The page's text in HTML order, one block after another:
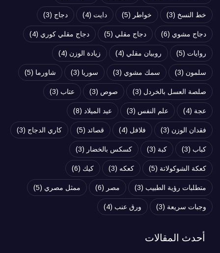
خط النسخ (3) خواطر (5) دايت (4) دجاج (3)
دجاج مشوي (6) دجاج مقلي (5) دجاج مقلي كوري (4)
روايات (5) روبيان مقلي (4) زيادة الوزن (4)
سلمون (3) سمك مشوي (3) سوريا (3) شاورما (5)
صلصة العسل بالخردل (3) صوص (3) عتاب (3)
عجة (4) علم النفس (3) عيد الميلاد (8)
فقدان الوزن (3) فلافل (4) قصائد (5) كاري الدجاج (3)
كباب (3) كبة (3) كسكس بالخضار (3)
كعكة الشوكولاتة (5) كعكه (3) كيك (6)
متطلبات رؤية الطبيب (3) مصر (6) ممثل مصري (5)
وجبات سريعة (3) ورق عنب (4)
أحدث المقالات